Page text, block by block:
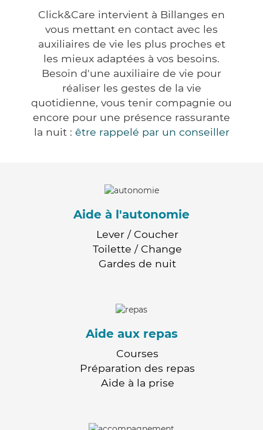
Click&Care intervient à Billanges en
vous mettant en contact avec les
auxiliaires de vie les plus proches et
les mieux adaptées à vos besoins.
Besoin d'une auxiliaire de vie pour
réaliser les gestes de la vie
quotidienne, vous tenir compagnie ou
encore pour une présence rassurante
la nuit : être rappelé par un conseiller
Aide à l'autonomie
Lever / Coucher
Toilette / Change
Gardes de nuit
Aide aux repas
Courses
Préparation des repas
Aide à la prise